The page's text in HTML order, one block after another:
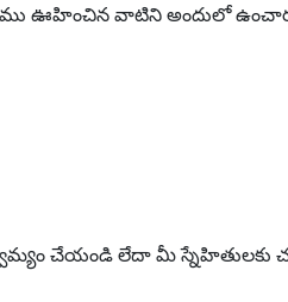
ఊహించిన వాటిని అందులో
చేయండి లేదా మీ స్నేహితులకు